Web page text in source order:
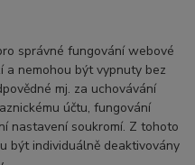
správné fungování webové
a nemohou být vypnuty bez
mj. za uchovávání
účtu, fungování
nastavení soukromí. Z tohoto
být individuálně deaktivovány